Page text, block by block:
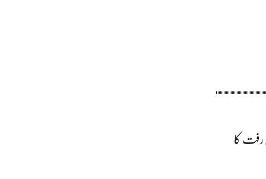
کی پیش رفت کا